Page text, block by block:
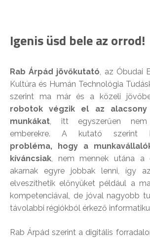
Igenis üsd bele az orrod!
Rab Árpád jövőkutató, az Óbudai
Kultúra és Humán Technológia
szerint ma már és a közeli
robotok végzik el az
munkákat, itt egyszerűen nem
emberekre. A kutató szerint
probléma, hogy a
kíváncsiak, nem mennek utána a
akarnak egyre jobbak lenni, így
elveszíthetik előnyüket például a
kompetenciával, de jóval nagyobb
távolabbi régiókból érkező
Rab Árpád szerint a digitális